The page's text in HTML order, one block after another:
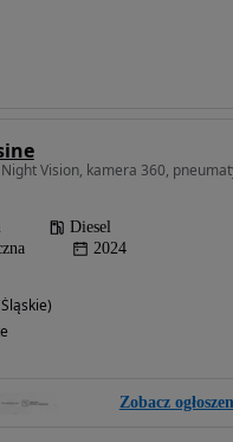
Diesel
2024
Zobacz